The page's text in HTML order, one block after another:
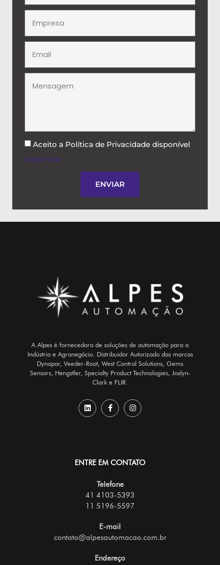
Aceito a Política de Privacidade disponível
neste link
ENVIAR
A Alpes é fornecedora de soluções de automação para a
Indústria e Agronegócio. Distribuidor Autorizado das marcas
Dynapar, Veeder-Root, West Control Solutions, Gems
Sensors, Hengstler, Specialty Product Technologies, Joslyn-
Clark e FLIR.
ENTRE EM CONTATO
Telefone
41 4103-5393
11 5196-5597
E-mail
contato@alpesautomacao.com.br
Endereço